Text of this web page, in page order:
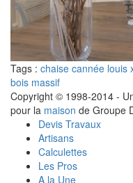
Tags : chaise cannée louis
bois massif
Copyright © 1998-2014 -
pour la maison de Groupe
Devis Travaux
Artisans
Calculettes
Les Pros
A la Une